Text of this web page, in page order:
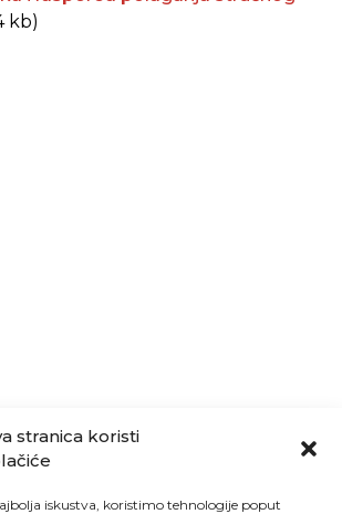
stranica koristi
iskustva, koristimo tehnologije poput
kb)